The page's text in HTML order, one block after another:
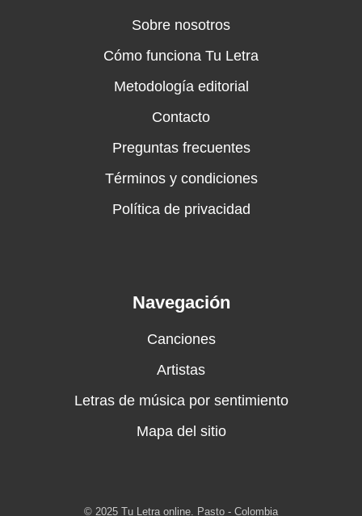
Sobre nosotros
Cómo funciona Tu Letra
Metodología editorial
Contacto
Preguntas frecuentes
Términos y condiciones
Política de privacidad
Navegación
Canciones
Artistas
Letras de música por sentimiento
Mapa del sitio
© 2025 Tu Letra online. Pasto - Colombia